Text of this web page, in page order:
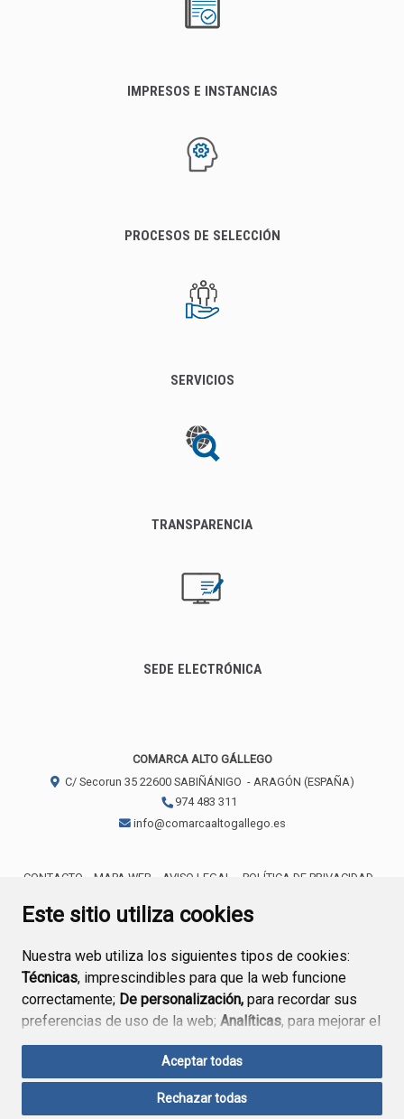
Este sitio utiliza cookies
Nuestra web utiliza los siguientes tipos de cookies:
Técnicas, imprescindibles para que la web funcione
correctamente; De personalización, para recordar sus
preferencias de uso de la web; Analíticas, para mejorar el
funcionamiento de la web y sus servicios.
Si acepta pulsando el botón“Aceptar todas”
consideramos que acepta su uso. Si pulsa el botón
Aceptar todas
Rechazar todas
IMPRESOS E INSTANCIAS
PROCESOS DE SELECCIÓN
SERVICIOS
TRANSPARENCIA
SEDE ELECTRÓNICA
COMARCA ALTO GÁLLEGO
C/ Secorun 35 22600 SABIÑÁNIGO - ARAGÓN (ESPAÑA)
974 483 311
info@comarcaaltogallego.es
CONTACTO MAPA WEB AVISO LEGAL
POLÍTICA DE PRIVACIDAD